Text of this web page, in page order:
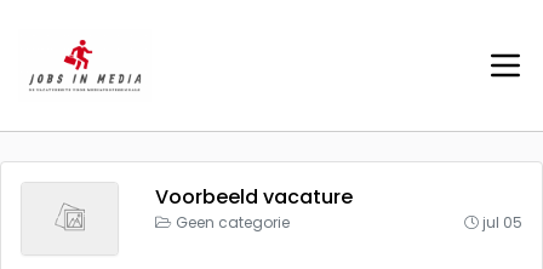
Voorbeeld vacature
Geen categorie jul 05